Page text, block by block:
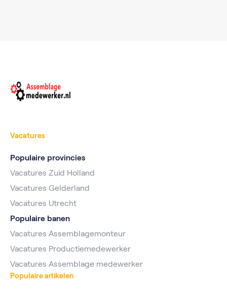
Vacatures
Populaire provincies
Vacatures Zuid Holland
Vacatures Gelderland
Vacatures Utrecht
Populaire banen
Vacatures Assemblagemonteur
Vacatures Productiemedewerker
Vacatures Assemblage medewerker
Populaire artikelen